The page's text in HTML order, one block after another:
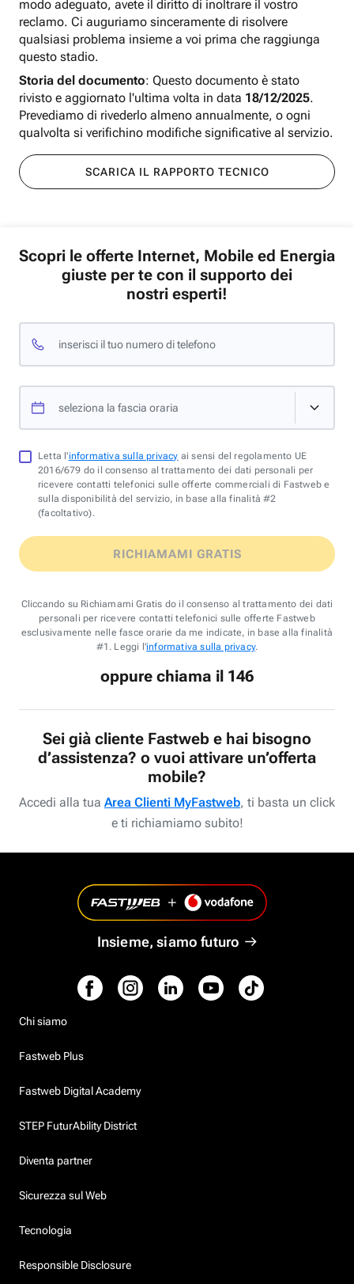
modo adeguato, avete il diritto di inoltrare il vostro
reclamo. Ci auguriamo sinceramente di risolvere
qualsiasi problema insieme a voi prima che raggiunga
questo stadio.
Storia del documento: Questo documento è stato
rivisto e aggiornato l'ultima volta in data 18/12/2025.
Prevediamo di rivederlo almeno annualmente, o ogni
qualvolta si verifichino modifiche significative al servizio.
SCARICA IL RAPPORTO TECNICO
Scopri le offerte Internet, Mobile ed Energia
giuste per te con il supporto dei
nostri esperti!
inserisci il tuo numero di telefono
seleziona la fascia oraria
Letta l'informativa sulla privacy ai sensi del regolamento UE
2016/679 do il consenso al trattamento dei dati personali per
ricevere contatti telefonici sulle offerte commerciali di Fastweb e
sulla disponibilità del servizio, in base alla finalità #2
(facoltativo).
RICHIAMAMI GRATIS
Cliccando su Richiamami Gratis do il consenso al trattamento dei dati
personali per ricevere contatti telefonici sulle offerte Fastweb
esclusivamente nelle fasce orarie da me indicate, in base alla finalità
#1. Leggi l'informativa sulla privacy.
oppure chiama il 146
Sei già cliente Fastweb e hai bisogno
d’assistenza? o vuoi attivare un’offerta
mobile?
Accedi alla tua Area Clienti MyFastweb, ti basta un click
e ti richiamiamo subito!
Insieme, siamo futuro
Chi siamo
Fastweb Plus
Fastweb Digital Academy
STEP FuturAbility District
Diventa partner
Sicurezza sul Web
Tecnologia
Responsible Disclosure